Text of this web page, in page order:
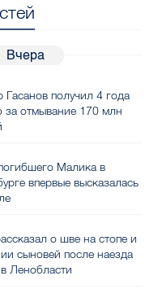
Вчера
Гасанов получил 4 года
за отмывание 170 млн
Малика в
впервые высказалась
о шве на стопе и
сыновей после наезда
Ленобласти